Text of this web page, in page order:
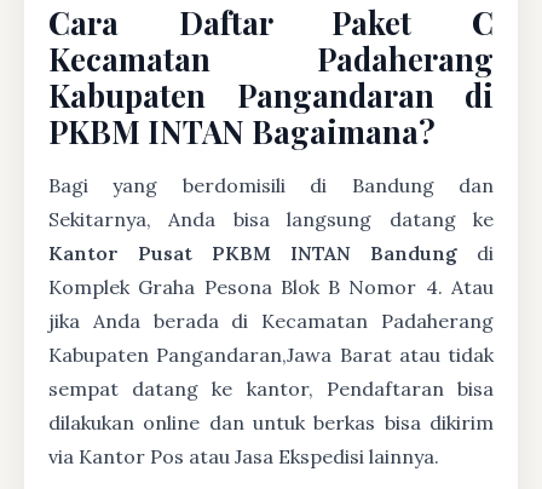
Cara Daftar Paket C
Kecamatan Padaherang
Kabupaten Pangandaran di
PKBM INTAN Bagaimana?
Bagi yang berdomisili di Bandung dan
Sekitarnya, Anda bisa langsung datang ke
Kantor Pusat PKBM INTAN Bandung di
Komplek Graha Pesona Blok B Nomor 4. Atau
jika Anda berada di Kecamatan Padaherang
Kabupaten Pangandaran,Jawa Barat atau tidak
sempat datang ke kantor, Pendaftaran bisa
dilakukan online dan untuk berkas bisa dikirim
via Kantor Pos atau Jasa Ekspedisi lainnya.